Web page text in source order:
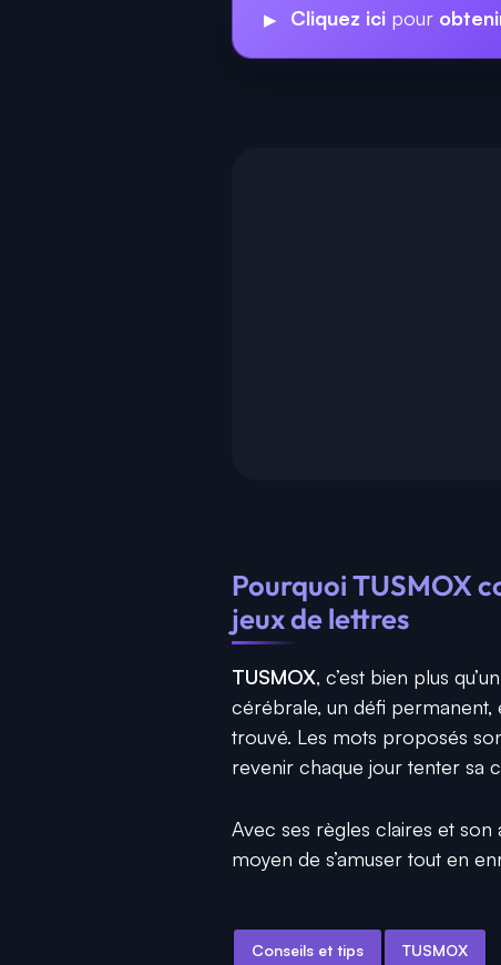
Cliquez ici pour
Pourquoi TUSMOX
jeux de lettres
TUSMOX, c’est bien plus
cérébrale, un défi permanent,
trouvé. Les mots proposés
revenir chaque jour tenter sa
Avec ses règles claires et son
moyen de s’amuser tout en
Conseils et tips TUSMOX